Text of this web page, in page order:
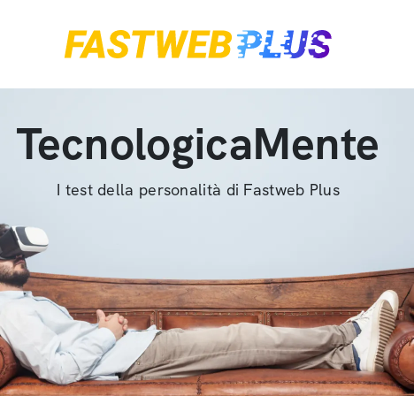
TecnologicaMente
I test della personalità di Fastweb Plus